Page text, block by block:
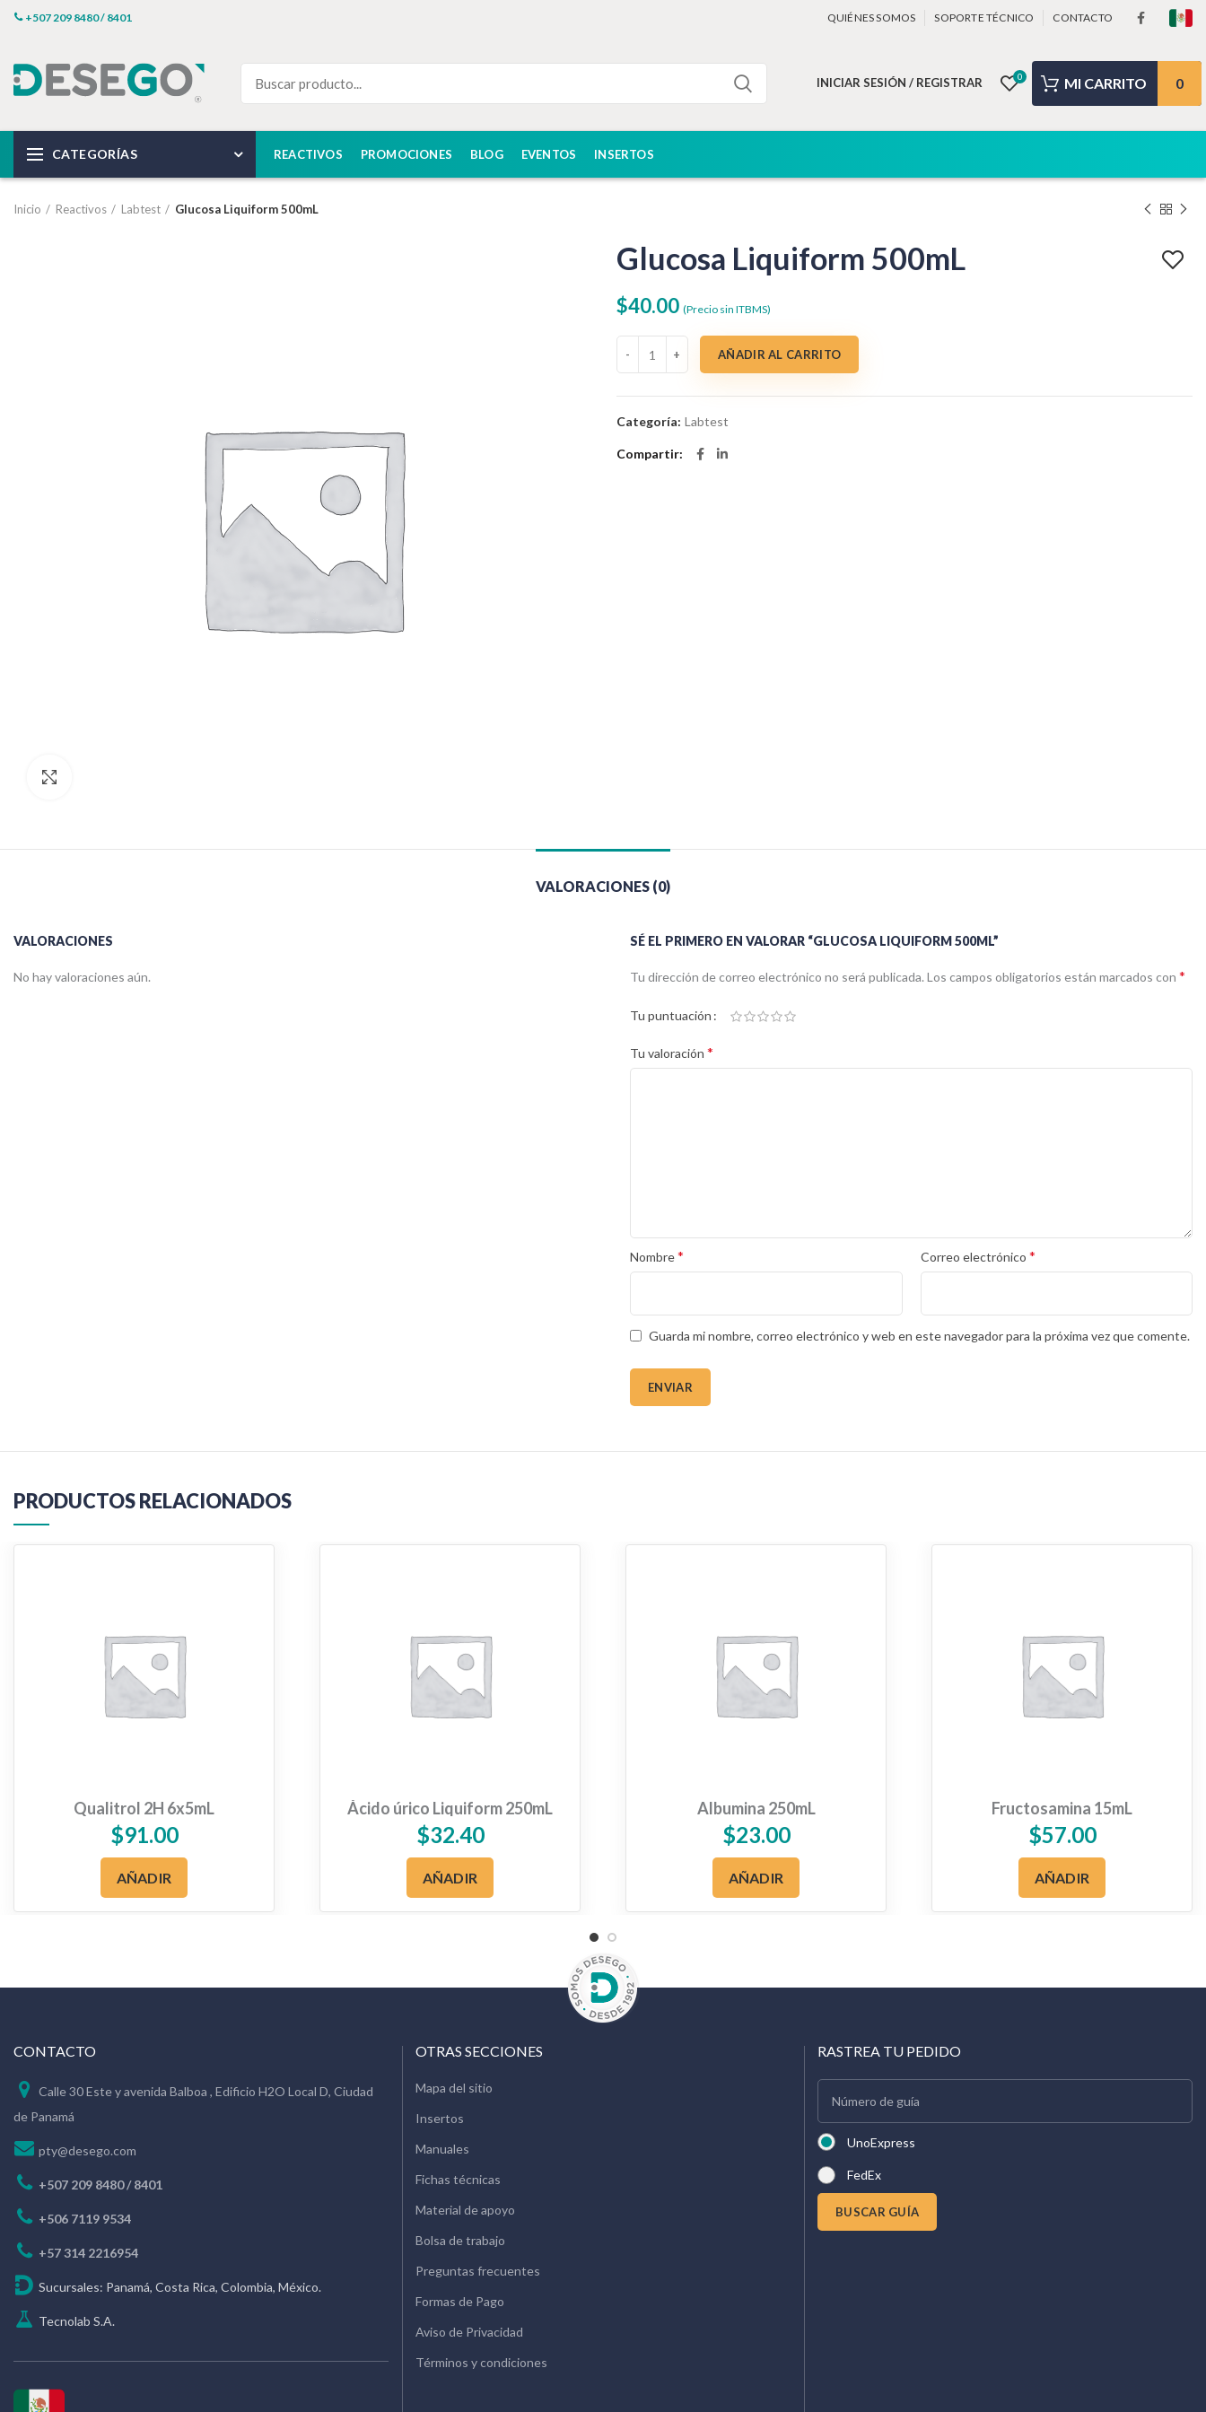
+507 209 8480 / 8401 QUIÉNES SOMOS SOPORTE TÉCNICO CONTACTO
INICIAR SESIÓN / REGISTRAR 0 0
CATEGORÍAS REACTIVOS PROMOCIONES BLOG EVENTOS INSERTOS
Inicio Reactivos Labtest Glucosa Liquiform 500mL
Glucosa Liquiform 500mL
$40.00 (Precio sin ITBMS)
Glucosa Liquiform 500mL cantidad
AÑADIR AL CARRITO
Categoría: Labtest
Compartir
VALORACIONES (0)
VALORACIONES
No hay valoraciones aún.
SÉ EL PRIMERO EN VALORAR “GLUCOSA LIQUIFORM 500ML”
Tu dirección de correo electrónico no será publicada. Los campos obligatorios están marcados con *
Tu puntuación
Tu valoración *
Nombre* Correo electrónico *
Guarda mi nombre, correo electrónico y web en este navegador para la próxima vez que comente.
PRODUCTOS RELACIONADOS
Qualitrol 2H 6x5mL
$91.00
AÑADIR
Ácido úrico Liquiform 250mL
$32.40
AÑADIR
Albumina 250mL
$23.00
AÑADIR
Fructosamina 15mL
$57.00
AÑADIR
CONTACTO
Calle 30 Este y avenida Balboa , Edificio H2O Local D, Ciudad
de Panamá
pty@desego.com
+507 209 8480 / 8401
+506 7119 9534
+57 314 2216954
Sucursales: Panamá, Costa Rica, Colombia, México.
Tecnolab S.A.
OTRAS SECCIONES
Mapa del sitio
Insertos
Manuales
Fichas técnicas
Material de apoyo
Bolsa de trabajo
Preguntas frecuentes
Formas de Pago
Aviso de Privacidad
Términos y condiciones
RASTREA TU PEDIDO
UnoExpress
FedEx
BUSCAR GUÍA